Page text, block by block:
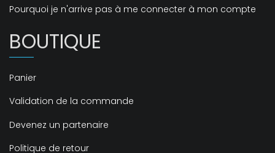
Pourquoi je n'arrive pas à me connecter à mon compte
BOUTIQUE
Panier
Validation de la commande
Devenez un partenaire
Politique de retour